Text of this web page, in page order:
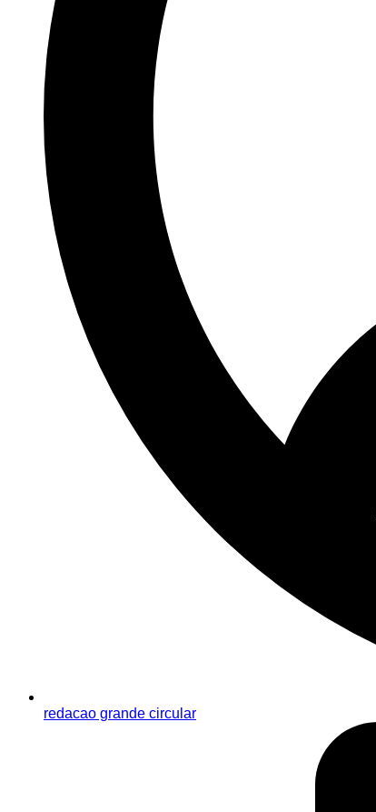
redacao grande circular